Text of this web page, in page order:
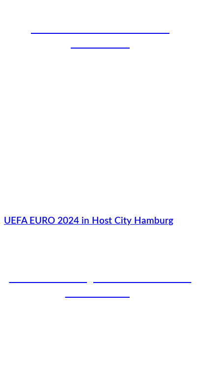
UEFA EURO 2024 in Host City Hamburg